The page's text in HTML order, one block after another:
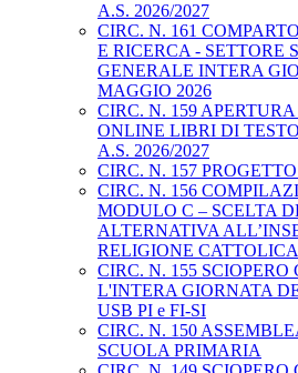
A.S. 2026/2027
CIRC. N. 161
E RICERCA - SETTORE
GENERALE INTERA
MAGGIO 2026
CIRC. N. 159
ONLINE LIBRI DI
A.S. 2026/2027
CIRC. N. 157
CIRC. N. 156
MODULO C – SCELTA
ALTERNATIVA
RELIGIONE CATTOLICA
CIRC. N. 155 SCIOPERO
L'INTERA GIORNATA
USB PI e FI-SI
CIRC. N. 150
SCUOLA PRIMARIA